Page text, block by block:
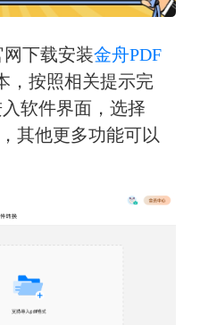
下载安装金舟PDF
，按照相关提示完
软件界面，选择
其他更多功能可以